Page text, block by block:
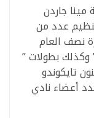
مينا جاردن
عدد من
نصف العام
بطولات ”
تايكوندو
عدد أعضاء نادي